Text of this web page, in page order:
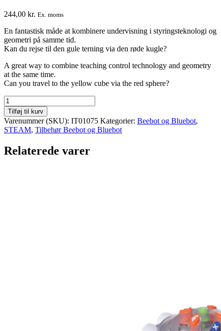
244,00 kr. Ex. moms
En fantastisk måde at kombinere undervisning i styringsteknologi og
geometri på samme tid.
Kan du rejse til den gule terning via den røde kugle?
A great way to combine teaching control technology and geometry
at the same time.
Can you travel to the yellow cube via the red sphere?
Bee-
Bot®
and
Blue-
Bot®
geometri
Tilføj til kurv
Varenummer (SKU): IT01075 Kategorier: Beebot og Bluebot,
STEAM, Tilbehør Beebot og Bluebot
Relaterede varer